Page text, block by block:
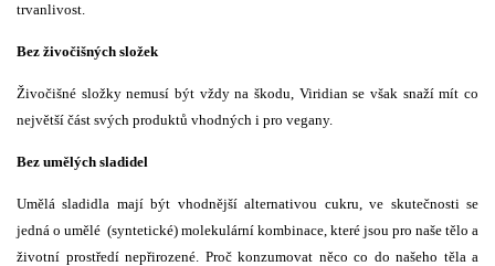
trvanlivost.
Bez živočišných složek
Živočišné složky nemusí být vždy na škodu, Viridian se však snaží mít co
největší část svých produktů vhodných i pro vegany.
Bez umělých sladidel
Umělá sladidla mají být vhodnější alternativou cukru, ve skutečnosti se
jedná o umělé (syntetické) molekulární kombinace, které jsou pro naše tělo a
životní prostředí nepřirozené. Proč konzumovat něco co do našeho těla a